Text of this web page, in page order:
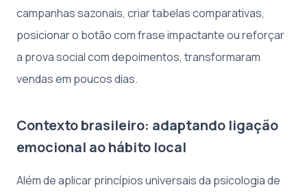
campanhas sazonais, criar tabelas comparativas,
posicionar o botão com frase impactante ou reforçar
a prova social com depoimentos, transformaram
vendas em poucos dias.
Contexto brasileiro: adaptando ligação
emocional ao hábito local
Além de aplicar princípios universais da psicologia de